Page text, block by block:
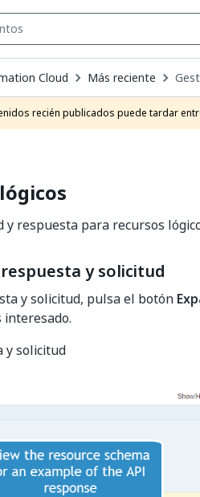
Cloud Más reciente
recién publicados puede tardar
y respuesta para recursos
y solicitud
y solicitud, pulsa el botón
y solicitud